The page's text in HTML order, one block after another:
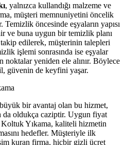
, yalnızca kullandığı malzeme ve
müşteri memnuniyetini öncelik
Temizlik öncesinde eşyaların yapısı
ve buna uygun bir temizlik planı
edilerek, müşterinin talepleri
işlemi sonrasında ise eşyalar
noktalar yeniden ele alınır. Böylece
güvenin de keyfini yaşar.
bir avantaj olan bu hizmet,
da oldukça caziptir. Uygun fiyat
Yıkama, kaliteli hizmetin
hedefler. Müşteriyle ilk
kuran firma, hiçbir gizli ücret